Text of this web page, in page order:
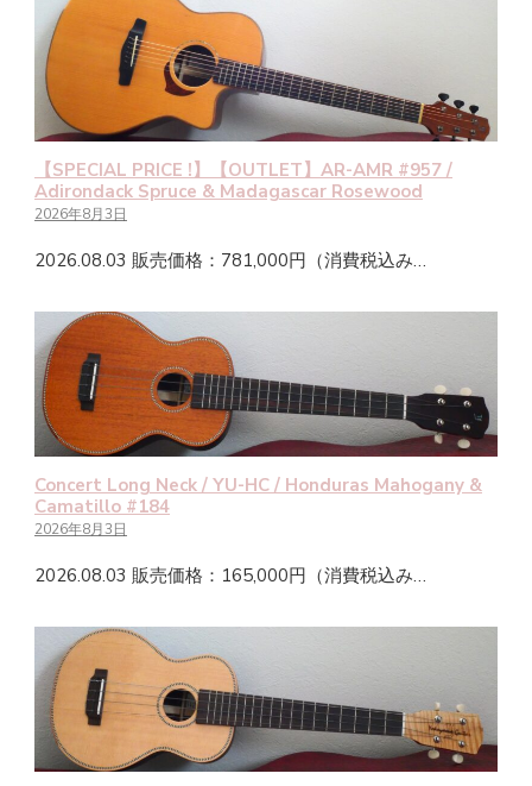
【SPECIAL PRICE !】【OUTLET】AR-AMR #957 /
Adirondack Spruce & Madagascar Rosewood
2026年8月3日
2026.08.03 販売価格：781,000円（消費税込み…
Concert Long Neck / YU-HC / Honduras Mahogany &
Camatillo #184
2026年8月3日
2026.08.03 販売価格：165,000円（消費税込み…